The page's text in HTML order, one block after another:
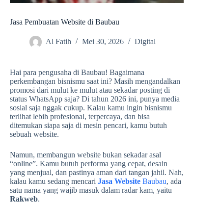
Jasa Pembuatan Website di Baubau
Al Fatih Mei 30, 2026 Digital
Hai para pengusaha di Baubau! Bagaimana
perkembangan bisnismu saat ini? Masih mengandalkan
promosi dari mulut ke mulut atau sekadar posting di
status WhatsApp saja? Di tahun 2026 ini, punya media
sosial saja nggak cukup. Kalau kamu ingin bisnismu
terlihat lebih profesional, terpercaya, dan bisa
ditemukan siapa saja di mesin pencari, kamu butuh
sebuah website.
Namun, membangun website bukan sekadar asal
“online”. Kamu butuh performa yang cepat, desain
yang menjual, dan pastinya aman dari tangan jahil. Nah,
kalau kamu sedang mencari Jasa Website Baubau, ada
satu nama yang wajib masuk dalam radar kam, yaitu
Rakweb.